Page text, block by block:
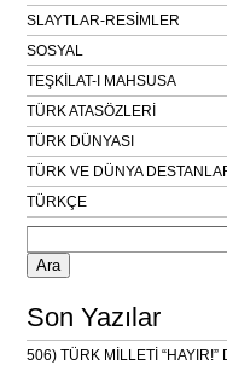
SLAYTLAR-RESİMLER
SOSYAL
TEŞKİLAT-I MAHSUSA
TÜRK ATASÖZLERİ
TÜRK DÜNYASI
TÜRK VE DÜNYA
TÜRKÇE
Arama:
Son Yazılar
506) TÜRK MİLLETİ “HAYIR!”